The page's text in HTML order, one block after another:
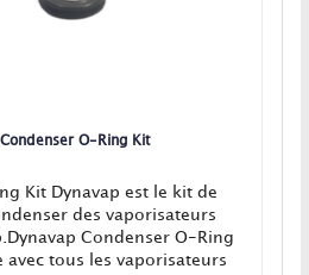
O-Ring Kit
Kit Dynavap est le kit de
des vaporisateurs
Condenser O-Ring
avec tous les vaporisateurs